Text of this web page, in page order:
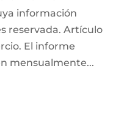
información
reservada. Artículo
El informe
mensualmente...